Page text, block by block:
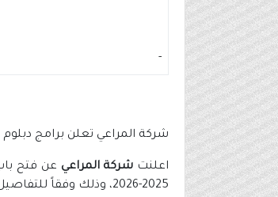
-
شركة المراعي تعلن برامج دبلوم
اعلنت شركة المراعي عن فتح
2025-2026، وذلك وفقاً للتفاصيل الموضحة أدناه.